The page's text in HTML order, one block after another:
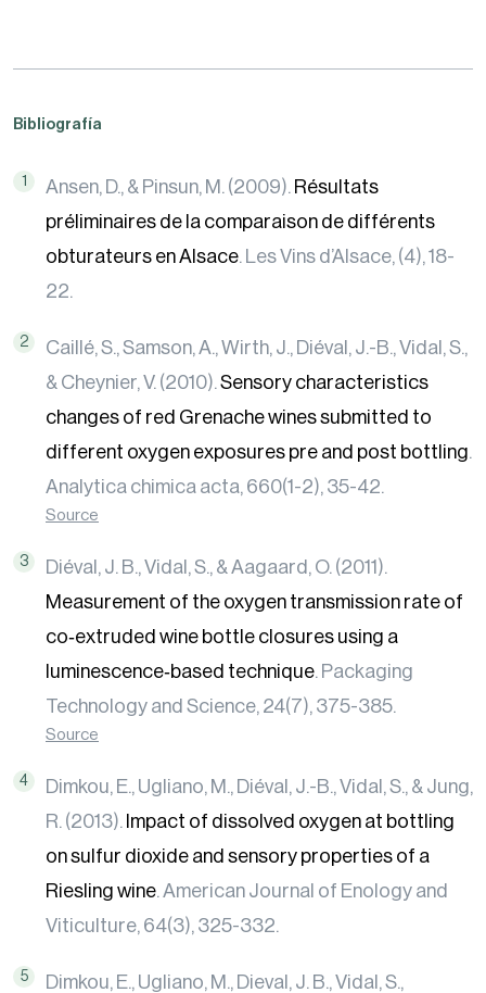
Bibliografía
Ansen, D., & Pinsun, M. (2009). Résultats
préliminaires de la comparaison de différents
obturateurs en Alsace. Les Vins d’Alsace, (4), 18-
22.
Caillé, S., Samson, A., Wirth, J., Diéval, J.-B., Vidal, S.,
& Cheynier, V. (2010). Sensory characteristics
changes of red Grenache wines submitted to
different oxygen exposures pre and post bottling.
Analytica chimica acta, 660(1-2), 35-42.
Source
Diéval, J. B., Vidal, S., & Aagaard, O. (2011).
Measurement of the oxygen transmission rate of
co‐extruded wine bottle closures using a
luminescence‐based technique. Packaging
Technology and Science, 24(7), 375-385.
Source
Dimkou, E., Ugliano, M., Diéval, J.-B., Vidal, S., & Jung,
R. (2013). Impact of dissolved oxygen at bottling
on sulfur dioxide and sensory properties of a
Riesling wine. American Journal of Enology and
Viticulture, 64(3), 325-332.
Dimkou, E., Ugliano, M., Dieval, J. B., Vidal, S.,